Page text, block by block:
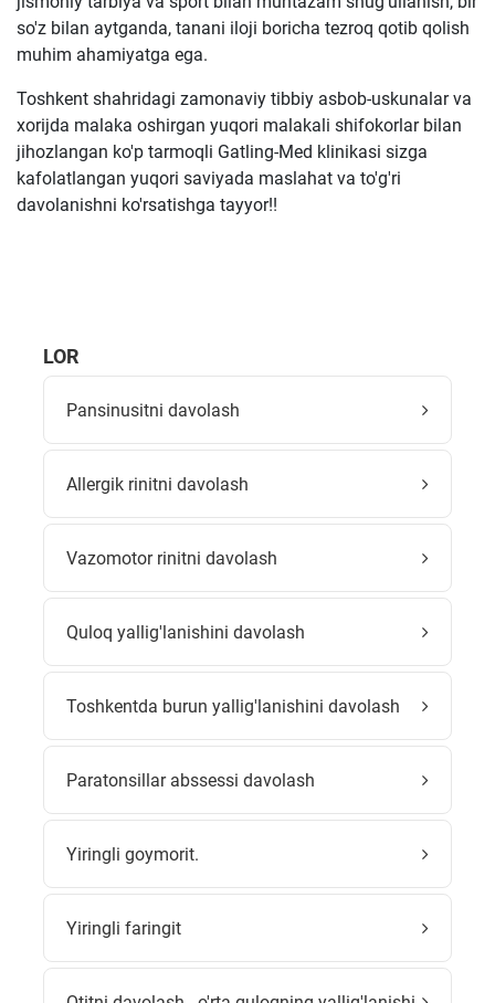
so'z bilan aytganda, tanani iloji boricha tezroq qotib qolish
muhim ahamiyatga ega.
Toshkent shahridagi zamonaviy tibbiy asbob-uskunalar va
xorijda malaka oshirgan yuqori malakali shifokorlar bilan
jihozlangan ko'p tarmoqli Gatling-Med klinikasi sizga
kafolatlangan yuqori saviyada maslahat va to'g'ri
davolanishni ko'rsatishga tayyor!!
LOR
Pansinusitni davolash
Allergik rinitni davolash
Vazomotor rinitni davolash
Quloq yallig'lanishini davolash
Toshkentda burun yallig'lanishini davolash
Paratonsillar abssessi davolash
Yiringli goymorit.
Yiringli faringit